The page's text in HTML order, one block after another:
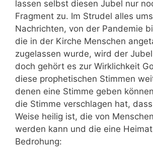
lassen selbst diesen Jubel nur
Fragment zu. Im Strudel alles
Nachrichten, von der Pandemie
die in der Kirche Menschen
zugelassen wurde, wird der
doch gehört es zur Wirklichkeit
diese prophetischen Stimmen
denen eine Stimme geben
die Stimme verschlagen hat,
Weise heilig ist, die von
werden kann und die eine
Bedrohung: